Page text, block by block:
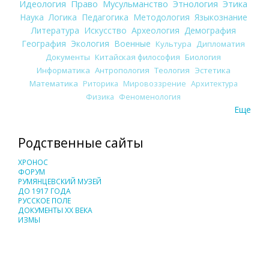
Идеология Право Мусульманство Этнология Этика
Наука Логика Педагогика Методология Языкознание
Литература Искусство Археология Демография
География Экология Военные Культура
Дипломатия
Документы Китайская философия Биология
Информатика Антропология Теология Эстетика
Математика Риторика Мировоззрение Архитектура
Физика Феноменология
Еще
Родственные сайты
ХРОНОС
ФОРУМ
РУМЯНЦЕВСКИЙ МУЗЕЙ
ДО 1917 ГОДА
РУССКОЕ ПОЛЕ
ДОКУМЕНТЫ XX ВЕКА
ИЗМЫ